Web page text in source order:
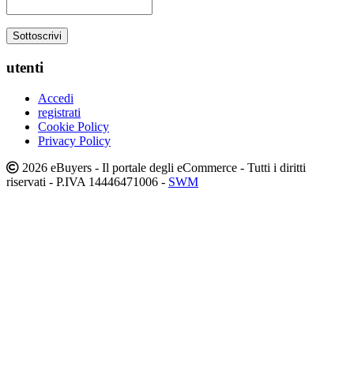
utenti
Accedi
registrati
Cookie Policy
Privacy Policy
2026 eBuyers - Il portale degli eCommerce - Tutti i diritti
riservati - P.IVA 14446471006 - SWM